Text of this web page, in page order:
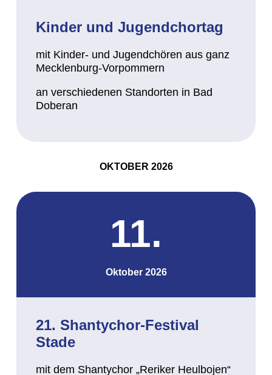
Kinder und Jugendchortag
mit Kinder- und Jugendchören aus ganz
Mecklenburg-Vorpommern
an verschiedenen Standorten in Bad
Doberan
OKTOBER 2026
11.
Oktober 2026
21. Shantychor-Festival
Stade
mit dem Shantychor „Reriker Heulbojen“